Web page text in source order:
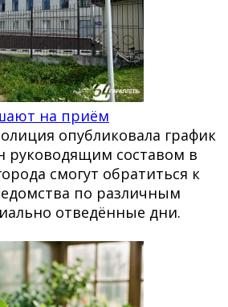
на приём
опубликовала график
руководящим составом в
смогут обратиться к
по различным
отведённые дни.